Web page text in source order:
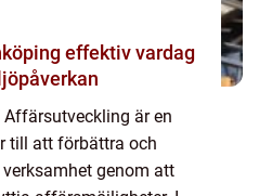
vardag
är en
till att förbättra och
genom att